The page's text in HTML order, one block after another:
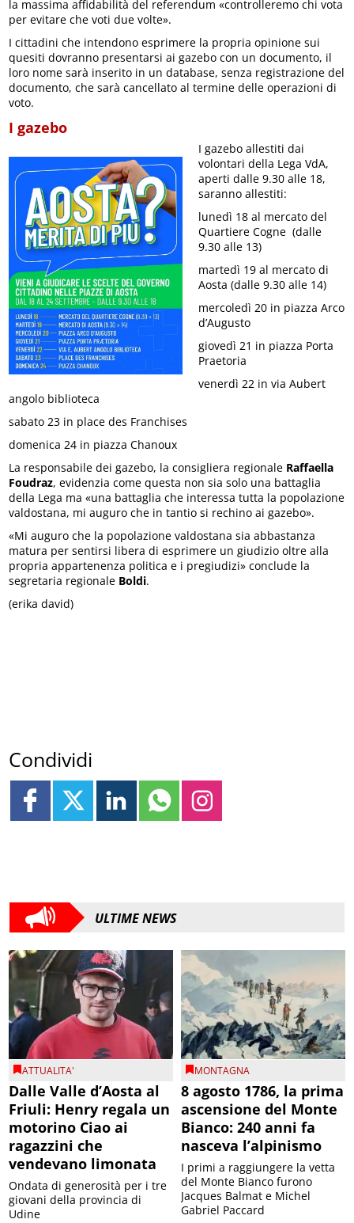
la massima affidabilità del referendum «controlleremo chi vota
per evitare che voti due volte».
I cittadini che intendono esprimere la propria opinione sui
quesiti dovranno presentarsi ai gazebo con un documento, il
loro nome sarà inserito in un database, senza registrazione del
documento, che sarà cancellato al termine delle operazioni di
voto.
I gazebo
I gazebo allestiti dai
volontari della Lega VdA,
aperti dalle 9.30 alle 18,
saranno allestiti:
lunedì 18 al mercato del
Quartiere Cogne (dalle
9.30 alle 13)
martedì 19 al mercato di
Aosta (dalle 9.30 alle 14)
mercoledì 20 in piazza Arco
d’Augusto
giovedì 21 in piazza Porta
Praetoria
venerdì 22 in via Aubert
angolo biblioteca
sabato 23 in place des Franchises
domenica 24 in piazza Chanoux
La responsabile dei gazebo, la consigliera regionale Raffaella
Foudraz, evidenzia come questa non sia solo una battaglia
della Lega ma «una battaglia che interessa tutta la popolazione
valdostana, mi auguro che in tantio si rechino ai gazebo».
«Mi auguro che la popolazione valdostana sia abbastanza
matura per sentirsi libera di esprimere un giudizio oltre alla
propria appartenenza politica e i pregiudizi» conclude la
segretaria regionale Boldi.
(erika david)
Condividi
ULTIME NEWS
ATTUALITA'
Dalle Valle d’Aosta al
Friuli: Henry regala un
motorino Ciao ai
ragazzini che
vendevano limonata
Ondata di generosità per i tre
giovani della provincia di
Udine
MONTAGNA
8 agosto 1786, la prima
ascensione del Monte
Bianco: 240 anni fa
nasceva l’alpinismo
I primi a raggiungere la vetta
del Monte Bianco furono
Jacques Balmat e Michel
Gabriel Paccard